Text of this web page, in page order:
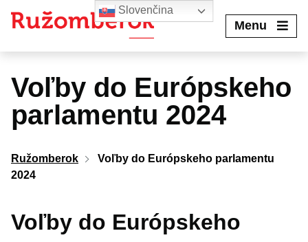
Menu
Voľby do Európskeho
parlamentu 2024
Ružomberok
Voľby do Európskeho parlamentu
2024
Voľby do Európskeho
Slovenčina